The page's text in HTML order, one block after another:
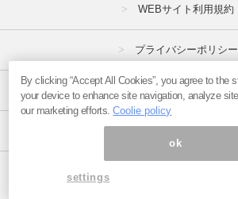
WEBサイト利用規約
プライバシーポリシー
特定商取引法
ページ内の商標は全て商標権者に属します。
By clicking “Accept All Cookies”, you agree to the
your device to enhance site navigation, analyze
our marketing efforts.Coolie policy
ok
settings